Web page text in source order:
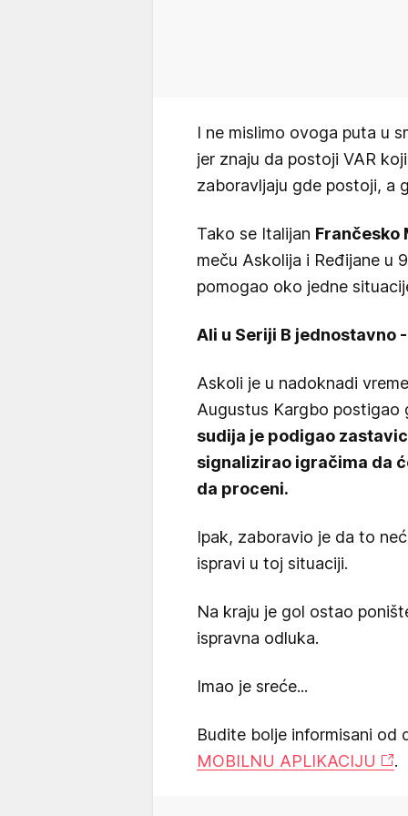
I ne mislimo ovoga puta u
jer znaju da postoji VAR
zaboravljaju gde postoji, a
Tako se Italijan Frančesko
meču Askolija i Ređijane u
pomogao oko jedne
Ali u Seriji B jednostavno
Askoli je u nadoknadi
Augustus Kargbo postigao
sudija je podigao
signalizirao igračima da
da proceni.
Ipak, zaboravio je da to
ispravi u toj situaciji.
Na kraju je gol ostao
ispravna odluka.
Imao je sreće...
Budite bolje informisani od
MOBILNU APLIKACIJU
.